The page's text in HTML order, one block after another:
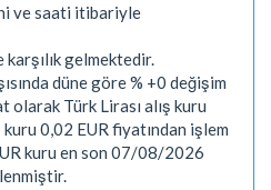
ve saati itibariyle
gelmektedir.
düne göre % +0 değişim
Türk Lirası alış kuru
kuru 0,02 EUR fiyatından işlem
kuru en son 07/08/2026